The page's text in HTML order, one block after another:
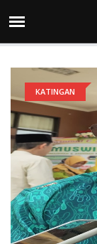
KATINGAN